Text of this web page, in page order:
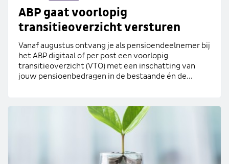
ABP gaat voorlopig
transitieoverzicht versturen
Vanaf augustus ontvang je als pensioendeelnemer bij
het ABP digitaal of per post een voorlopig
transitieoverzicht (VTO) met een inschatting van
jouw pensioenbedragen in de bestaande én de...